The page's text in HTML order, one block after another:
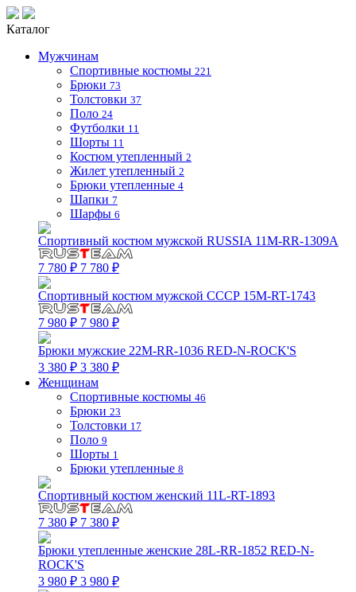
Каталог
Мужчинам
Спортивные костюмы 221
Брюки 73
Толстовки 37
Поло 24
Футболки 11
Шорты 11
Костюм утепленный 2
Жилет утепленный 2
Брюки утепленные 4
Шапки 7
Шарфы 6
Спортивный костюм мужской RUSSIA 11M-RR-1309A
7 780 ₽ 7 780 ₽
Спортивный костюм мужской СССР 15M-RT-1743
7 980 ₽ 7 980 ₽
Брюки мужские 22M-RR-1036 RED-N-ROCK'S
3 380 ₽ 3 380 ₽
Женщинам
Спортивные костюмы 46
Брюки 23
Толстовки 17
Поло 9
Шорты 1
Брюки утепленные 8
Спортивный костюм женский 11L-RT-1893
7 380 ₽ 7 380 ₽
Брюки утепленные женские 28L-RR-1852 RED-N-
ROCK'S
3 980 ₽ 3 980 ₽